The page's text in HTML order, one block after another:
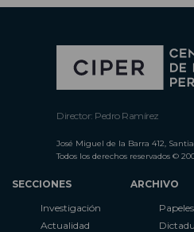
Director: Pedro Ramírez
José Miguel de la Barra 412,
Todos los derechos reservados ©
SECCIONES
Investigación
Actualidad
ARCHIVO